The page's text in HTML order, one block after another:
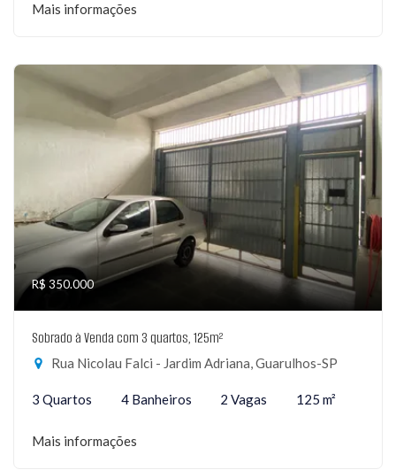
Mais informações
R$ 350.000
Sobrado à Venda com 3 quartos, 125m²
Rua Nicolau Falci - Jardim Adriana, Guarulhos-SP
3 Quartos 4 Banheiros 2 Vagas 125 m²
Mais informações